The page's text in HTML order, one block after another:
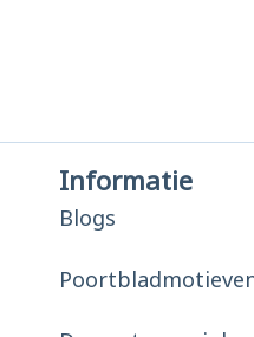
Informatie
Blogs